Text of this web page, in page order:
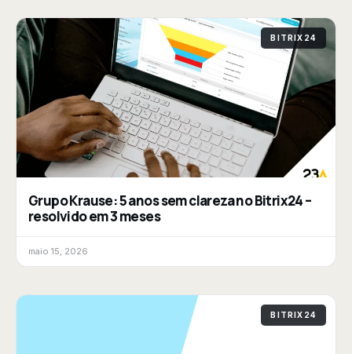
BITRIX24
Grupo Krause: 5 anos sem clareza no Bitrix24 –
resolvido em 3 meses
maio 15, 2026
BITRIX24